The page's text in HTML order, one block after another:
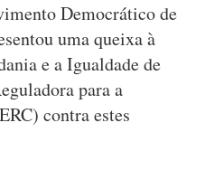
Democrático de
uma queixa à
e a Igualdade de
para a
contra estes